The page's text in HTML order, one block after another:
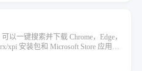
以一键搜索并下载 Chrome，Edge，
xpi 安装包和 Microsoft Store 应用程
浏览器，Edge浏览器，QQ浏览
，火狐浏览器等 90+ 款浏览器中。